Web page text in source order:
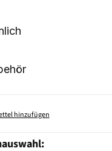
hinzufügen